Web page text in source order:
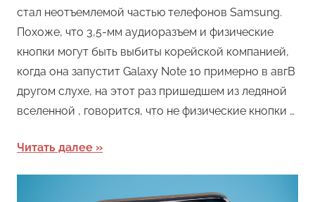
стал неотъемлемой частью телефонов Samsung.
Похоже, что 3,5-мм аудиоразъем и физические
кнопки могут быть выбиты корейской компанией,
когда она запустит Galaxy Note 10 примерно в авгВ
другом слухе, на этот раз пришедшем из ледяной
вселенной , говорится, что не физические кнопки …
Читать далее